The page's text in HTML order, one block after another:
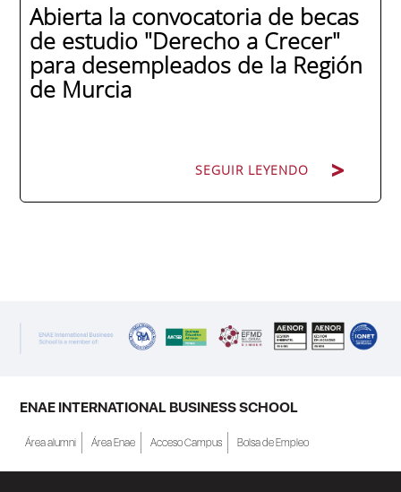
Abierta la convocatoria de becas
de estudio "Derecho a Crecer"
para desempleados de la Región
de Murcia
SEGUIR LEYENDO
a Crecer". El programa está dirigido a
personas inscritas como demandantes de
becas de estudio parciales (50%), además
de al menos una beca...
ENAE INTERNATIONAL BUSINESS SCHOOL
Área alumni Área Enae Acceso Campus Bolsa de Empleo